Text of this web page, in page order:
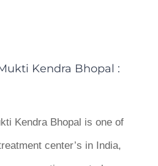
Kendra Bhopal :
Kendra Bhopal is one of
center’s in India,